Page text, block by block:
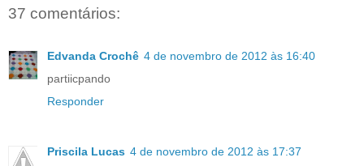
37 comentários:
Edvanda Crochê 4 de novembro de 2012 às 16:40
partiicpando
Responder
Priscila Lucas 4 de novembro de 2012 às 17:37